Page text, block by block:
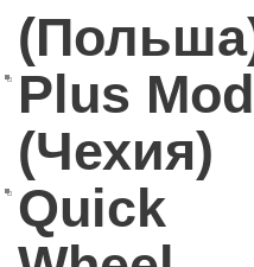
Plus
(Чехия)
Quick